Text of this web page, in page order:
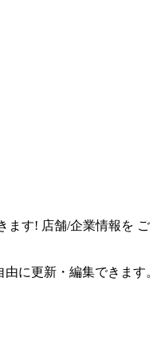
ます! 店舗/企業情報を ご
に更新・編集できます。